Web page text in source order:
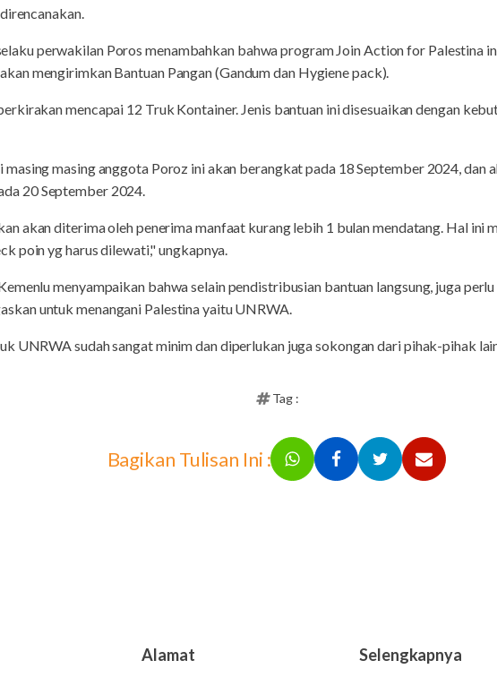
perwakilan Poros menambahkan bahwa program Join Action for Palestina
mengirimkan Bantuan Pangan (Gandum dan Hygiene pack).
mencapai 12 Truk Kontainer. Jenis bantuan ini disesuaikan dengan
masing anggota Poroz ini akan berangkat pada 18 September 2024, dan
20 September 2024.
akan diterima oleh penerima manfaat kurang lebih 1 bulan mendatang. Hal ini
poin yg harus dilewati," ungkapnya.
menyampaikan bahwa selain pendistribusian bantuan langsung, juga
untuk menangani Palestina yaitu UNRWA.
UNRWA sudah sangat minim dan diperlukan juga sokongan dari pihak-pihak
Tag :
Bagikan Tulisan Ini :
Alamat Selengkapnya